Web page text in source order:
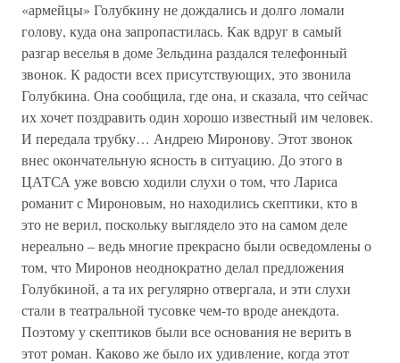
«армейцы» Голубкину не дождались и долго ломали
голову, куда она запропастилась. Как вдруг в самый
разгар веселья в доме Зельдина раздался телефонный
звонок. К радости всех присутствующих, это звонила
Голубкина. Она сообщила, где она, и сказала, что сейчас
их хочет поздравить один хорошо известный им человек.
И передала трубку… Андрею Миронову. Этот звонок
внес окончательную ясность в ситуацию. До этого в
ЦАТСА уже вовсю ходили слухи о том, что Лариса
романит с Мироновым, но находились скептики, кто в
это не верил, поскольку выглядело это на самом деле
нереально – ведь многие прекрасно были осведомлены о
том, что Миронов неоднократно делал предложения
Голубкиной, а та их регулярно отвергала, и эти слухи
стали в театральной тусовке чем-то вроде анекдота.
Поэтому у скептиков были все основания не верить в
этот роман. Каково же было их удивление, когда этот